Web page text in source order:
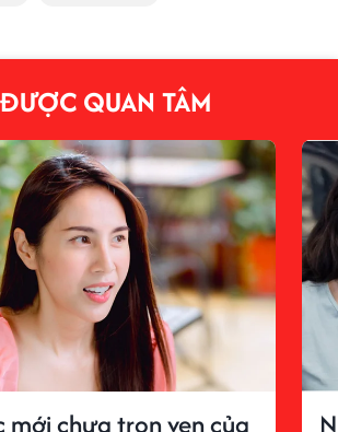
ĐƯỢC QUAN TÂM
mới chưa trọn vẹn của